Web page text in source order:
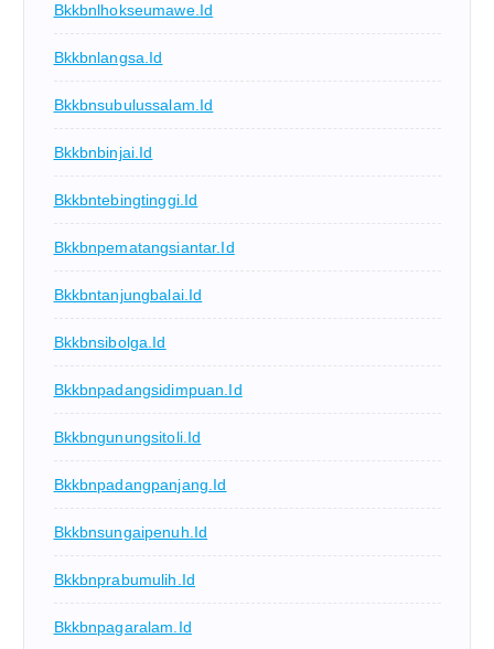
Bkkbnlhokseumawe.id
Bkkbnlangsa.id
Bkkbnsubulussalam.id
Bkkbnbinjai.id
Bkkbntebingtinggi.id
Bkkbnpematangsiantar.id
Bkkbntanjungbalai.id
Bkkbnsibolga.id
Bkkbnpadangsidimpuan.id
Bkkbngunungsitoli.id
Bkkbnpadangpanjang.id
Bkkbnsungaipenuh.id
Bkkbnprabumulih.id
Bkkbnpagaralam.id